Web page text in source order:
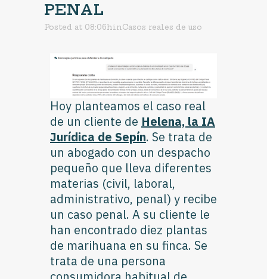
PENAL
Posted at 08:06hinCasos reales de uso
Hoy planteamos el caso real
de un cliente de Helena, la IA
Jurídica de Sepín. Se trata de
un abogado con un despacho
pequeño que lleva diferentes
materias (civil, laboral,
administrativo, penal) y recibe
un caso penal. A su cliente le
han encontrado diez plantas
de marihuana en su finca. Se
trata de una persona